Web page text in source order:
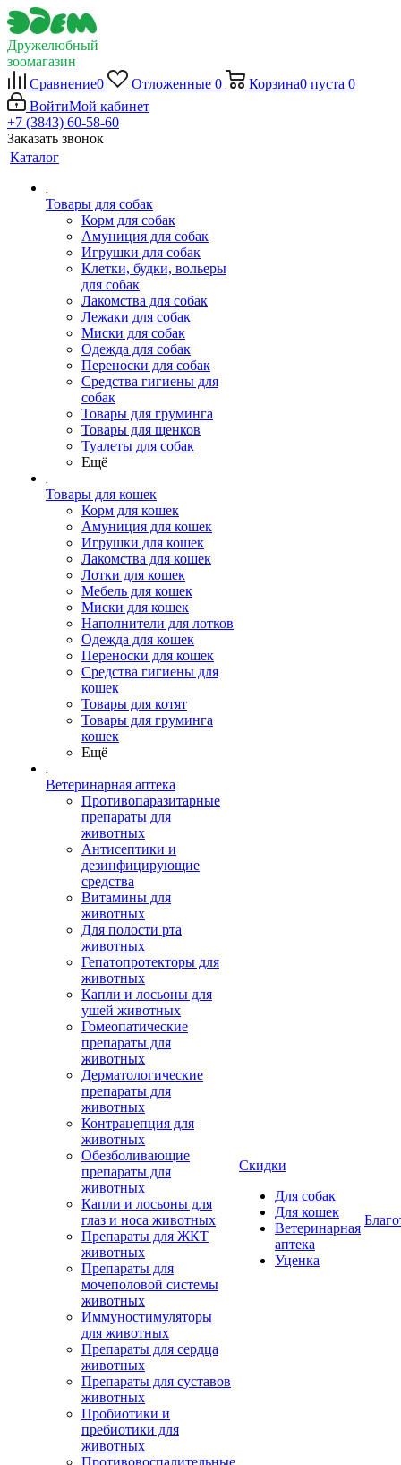
Дружелюбный
зоомагазин
Сравнение0 Отложенные 0 Корзина0 пуста 0
ВойтиМой кабинет
+7 (3843) 60-58-60
Заказать звонок
Каталог
Товары для собак
Корм для собак
Амуниция для собак
Игрушки для собак
Клетки, будки, вольеры
для собак
Лакомства для собак
Лежаки для собак
Миски для собак
Одежда для собак
Переноски для собак
Средства гигиены для
собак
Товары для груминга
Товары для щенков
Туалеты для собак
Ещё
Товары для кошек
Корм для кошек
Амуниция для кошек
Игрушки для кошек
Лакомства для кошек
Лотки для кошек
Мебель для кошек
Миски для кошек
Наполнители для лотков
Одежда для кошек
Переноски для кошек
Средства гигиены для
кошек
Товары для котят
Товары для груминга
кошек
Ещё
Ветеринарная аптека
Противопаразитарные
препараты для
животных
Антисептики и
дезинфицирующие
средства
Витамины для
животных
Для полости рта
животных
Гепатопротекторы для
животных
Капли и лосьоны для
ушей животных
Гомеопатические
препараты для
животных
Дерматологические
препараты для
животных
Контрацепция для
животных
Обезболивающие
препараты для
животных
Капли и лосьоны для
глаз и носа животных
Препараты для ЖКТ
животных
Препараты для
мочеполовой системы
животных
Иммуностимуляторы
для животных
Препараты для сердца
животных
Препараты для суставов
животных
Пробиотики и
пребиотики для
животных
Противовоспалительные
Скидки
Для собак
Для кошек
Ветеринарная
аптека
Уценка